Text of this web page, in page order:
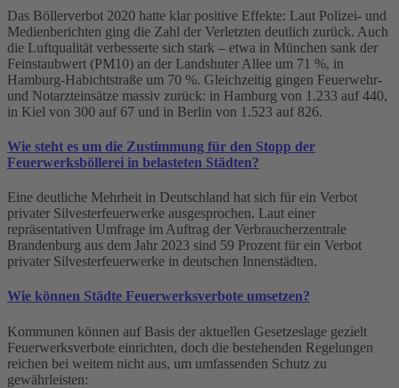
Das Böllerverbot 2020 hatte klar positive Effekte: Laut Polizei- und
Medienberichten ging die Zahl der Verletzten deutlich zurück. Auch
die Luftqualität verbesserte sich stark – etwa in München sank der
Feinstaubwert (PM10) an der Landshuter Allee um 71 %, in
Hamburg-Habichtstraße um 70 %. Gleichzeitig gingen Feuerwehr-
und Notarzteinsätze massiv zurück: in Hamburg von 1.233 auf 440,
in Kiel von 300 auf 67 und in Berlin von 1.523 auf 826.
Wie steht es um die Zustimmung für den Stopp der
Feuerwerksböllerei in belasteten Städten?
Eine deutliche Mehrheit in Deutschland hat sich für ein Verbot
privater Silvesterfeuerwerke ausgesprochen. Laut einer
repräsentativen Umfrage im Auftrag der Verbraucherzentrale
Brandenburg aus dem Jahr 2023 sind 59 Prozent für ein Verbot
privater Silvesterfeuerwerke in deutschen Innenstädten.
Wie können Städte Feuerwerksverbote umsetzen?
Kommunen können auf Basis der aktuellen Gesetzeslage gezielt
Feuerwerksverbote einrichten, doch die bestehenden Regelungen
reichen bei weitem nicht aus, um umfassenden Schutz zu
gewährleisten: